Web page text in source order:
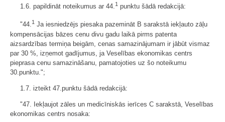
1.6. papildināt noteikumus ar 44.1 punktu šādā redakcijā:
"44.1 Ja iesniedzējs piesaka pazemināt B sarakstā iekļauto zāļu
kompensācijas bāzes cenu divu gadu laikā pirms patenta
aizsardzības termiņa beigām, cenas samazinājumam ir jābūt vismaz
par 30 %, izņemot gadījumus, ja Veselības ekonomikas centrs
pieprasa cenu samazināšanu, pamatojoties uz šo noteikumu
30.punktu.";
1.7. izteikt 47.punktu šādā redakcijā:
"47. Iekļaujot zāles un medicīniskās ierīces C sarakstā, Veselības
ekonomikas centrs nosaka: